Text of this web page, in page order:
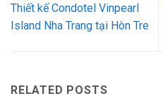
Thiết kế Condotel Vinpearl
Island Nha Trang tại Hòn Tre
RELATED POSTS